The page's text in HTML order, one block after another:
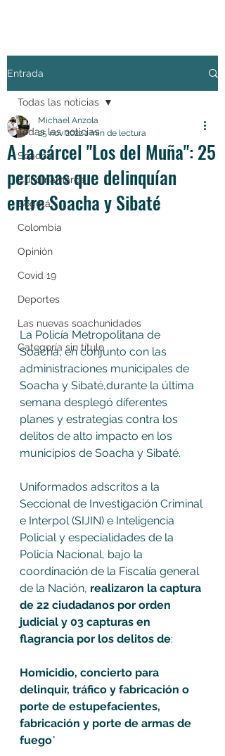
Entrada
Todas las noticias
Soacha
Cundinamarca
Bogotá
Colombia
Opinión
Covid 19
Deportes
Las nuevas soachunidades
Categoría sin título
Todas las noticias
A la cárcel "Los del Muña": 25
personas que delinquían
entre Soacha y Sibaté
Michael Anzola
25 nov 20221 min de lectura
La Policía Metropolitana de
Soacha, en conjunto con las
administraciones municipales de
Soacha y Sibaté,durante la última
semana desplegó diferentes
planes y estrategias contra los
delitos de alto impacto en los
municipios de Soacha y Sibaté.
Uniformados adscritos a la
Seccional de Investigación Criminal
e Interpol (SIJIN) e Inteligencia
Policial y especialidades de la
Policía Nacional, bajo la
coordinación de la Fiscalía general
de la Nación, realizaron la captura
de 22 ciudadanos por orden
judicial y 03 capturas en
flagrancia por los delitos de:
Homicidio, concierto para
delinquir, tráfico y fabricación o
porte de estupefacientes,
fabricación y porte de armas de
fuego*